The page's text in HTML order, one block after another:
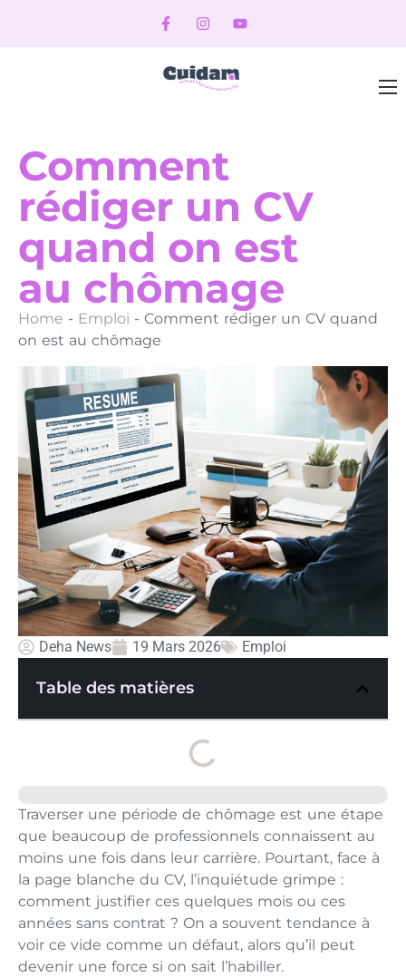
Comment
rédiger un CV
quand on est
au chômage
Home - Emploi - Comment rédiger un CV quand
on est au chômage
Deha News 19 Mars 2026 Emploi
Table des matières
Traverser‍ une⁠ période de chômage es⁠t u‍ne étape
que beaucoup de‌ professionnels connaissent​ au
moins une fois d⁠ans leur​ carrière. Pourtant, fa⁠ce à
la page blanche du CV, l’inquiétude grimpe :
comment justifier ces​ quelques mo‍is ou⁠ ces
années sans cont​r‌at ? On a souvent​ tendance à​
voir ce vide comme un défaut, alors q​u’il p​eut
devenir une force si⁠ on sa‌it l’habiller.